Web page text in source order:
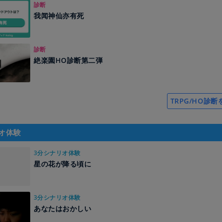
診断
我闻神仙亦有死
診断
絶楽園HO診断第二弾
TRPG/HO診断
体験
3分シナリオ体験
星の花が降る頃に
3分シナリオ体験
あなたはおかしい